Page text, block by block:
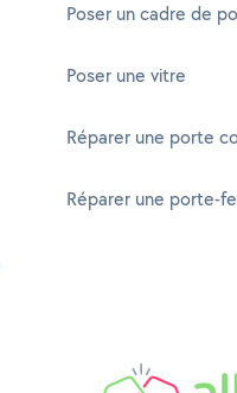
Poser un cadre de
Poser une vitre
Réparer une porte
Réparer une porte-